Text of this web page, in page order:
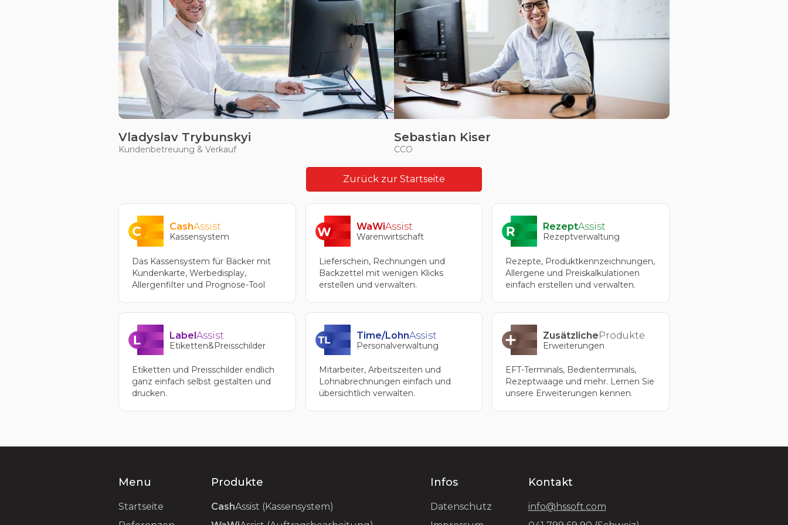
Vladyslav Trybunskyi
Kundenbetreuung & Verkauf
Sebastian Kiser
CCO
Zurück zur Startseite
CashAssist
Kassensystem
Das Kassensystem für Bäcker mit
Kundenkarte, Werbedisplay,
Allergenfilter und Prognose-Tool
WaWiAssist
Warenwirtschaft
Lieferschein, Rechnungen und
Backzettel mit wenigen Klicks
erstellen und verwalten.
RezeptAssist
Rezeptverwaltung
Rezepte, Produktkennzeichnungen,
Allergene und Preiskalkulationen
einfach erstellen und verwalten.
LabelAssist
Etiketten&Preisschilder
Etiketten und Preisschilder endlich
ganz einfach selbst gestalten und
drucken.
Time/LohnAssist
Personalverwaltung
Mitarbeiter, Arbeitszeiten und
Lohnabrechnungen einfach und
übersichtlich verwalten.
ZusätzlicheProdukte
Erweiterungen
EFT-Terminals, Bedienterminals,
Rezeptwaage und mehr. Lernen Sie
unsere Erweiterungen kennen.
Menu
Startseite
Produkte
CashAssist (Kassensystem)
Infos
Datenschutz
Kontakt
info@hssoft.com